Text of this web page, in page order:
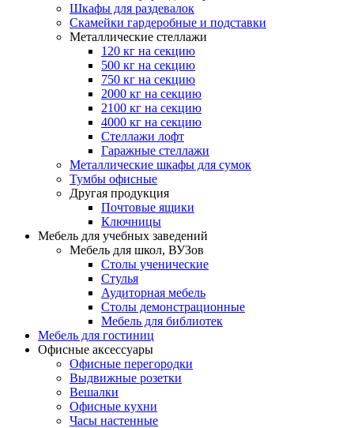
Шкафы для раздевалок
Скамейки гардеробные и подставки
Металлические стеллажи
120 кг на секцию
500 кг на секцию
750 кг на секцию
2000 кг на секцию
2100 кг на секцию
4000 кг на секцию
Стеллажи лофт
Гаражные стеллажи
Металлические шкафы для сумок
Тумбы офисные
Другая продукция
Почтовые ящики
Ключницы
Мебель для учебных заведений
Мебель для школ, ВУЗов
Столы ученические
Стулья
Аудиторная мебель
Столы демонстрационные
Мебель для библиотек
Мебель для гостиниц
Офисные аксессуары
Офисные перегородки
Выдвижные розетки
Вешалки
Офисные кухни
Часы настенные